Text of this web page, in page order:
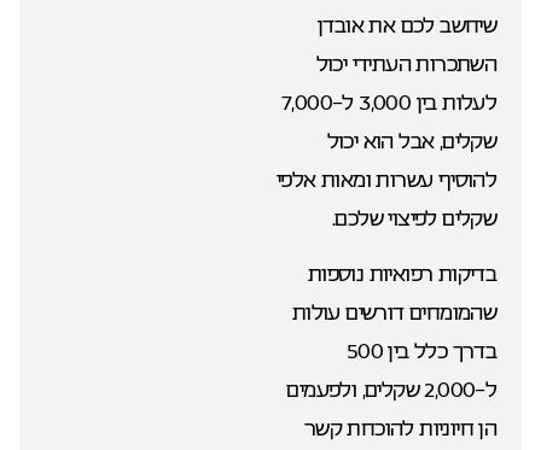
שיחשב לכם את אובדן
השתכרות העתידי יכול
לעלות בין 3,000 ל-7,000
שקלים, אבל הוא יכול
להוסיף עשרות ומאות אלפי
שקלים לפיצוי שלכם.
בדיקות רפואיות נוספות
שהמומחים דורשים עולות
בדרך כלל בין 500
ל-2,000 שקלים, ולפעמים
הן חיוניות להוכחת קשר